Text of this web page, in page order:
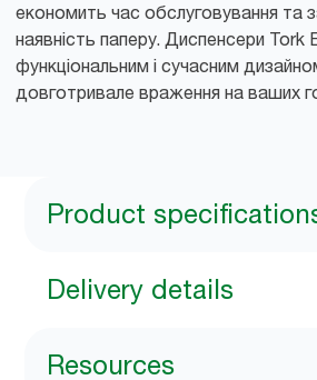
економить час обслуговування та
наявність паперу. Диспенсери Tork
функціональним і сучасним
довготривале враження на ваших
Product
Delivery details
Resources